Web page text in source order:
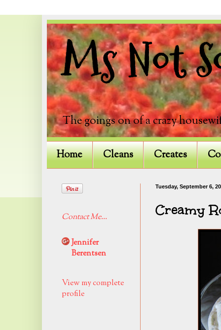
Ms Not
The goings on of a crazy
Home Cleans Creates
Tuesday, September 6,
Creamy
Contact Me...
Jennifer
Berentsen
View my complete
profile